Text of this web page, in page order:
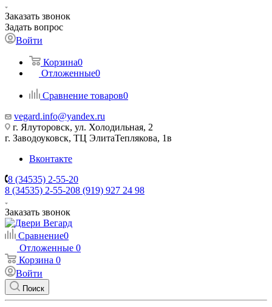
Заказать звонок
Задать вопрос
Войти
Корзина0
Отложенные0
Сравнение товаров0
vegard.info@yandex.ru
г. Ялуторовск, ул. Холодильная, 2
г. Заводоуковск, ​ТЦ Элита​Теплякова, 1в
Вконтакте
8 (34535) 2-55-20
8 (34535) 2-55-208 (919) 927 24 98
Заказать звонок
Сравнение0
Отложенные 0
Корзина 0
Войти
Поиск